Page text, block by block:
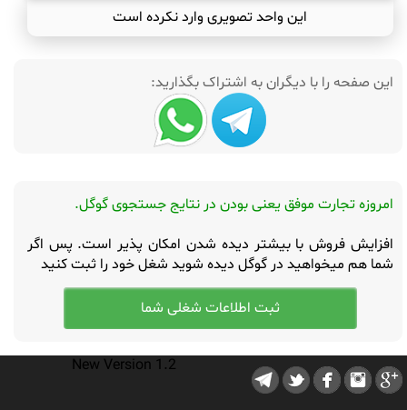
این واحد تصویری وارد نکرده است
این صفحه را با دیگران به اشتراک بگذارید:
امروزه تجارت موفق یعنی بودن در نتایج جستجوی گوگل.
افزایش فروش با بیشتر دیده شدن امکان پذیر است. پس اگر
شما هم میخواهید در گوگل دیده شوید شغل خود را ثبت کنید
New Version 1.2